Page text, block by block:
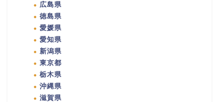
広島県
徳島県
愛媛県
愛知県
新潟県
東京都
栃木県
沖縄県
滋賀県